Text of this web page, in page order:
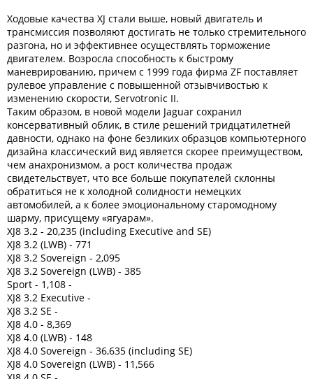
Xодовые качества XJ стали выше, новый двигатель и
трансмиссия позволяют достигать не только стремительного
разгона, но и эффективнее осуществлять торможение
двигателем. Возросла способность к быстрому
маневрированию, причем с 1999 года фирма ZF поставляет
рулевое управление с повышенной отзывчивостью к
изменению скорости, Servotronic II.
Таким образом, в новой модели Jaguar сохранил
консервативный облик, в стиле решений тридцатилетней
давности, однако на фоне безликих образцов компьютерного
дизайна классический вид является скорее преимуществом,
чем анахронизмом, а рост количества продаж
свидетельствует, что все больше покупателей склонны
обратиться не к холодной солидности немецких
автомобилей, а к более эмоциональному старомодному
шарму, присущему «ягуарам».
XJ8 3.2 - 20,235 (including Executive and SE)
XJ8 3.2 (LWB) - 771
XJ8 3.2 Sovereign - 2,095
XJ8 3.2 Sovereign (LWB) - 385
Sport - 1,108 -
XJ8 3.2 Executive -
XJ8 3.2 SE -
XJ8 4.0 - 8,369
XJ8 4.0 (LWB) - 148
XJ8 4.0 Sovereign - 36,635 (including SE)
XJ8 4.0 Sovereign (LWB) - 11,566